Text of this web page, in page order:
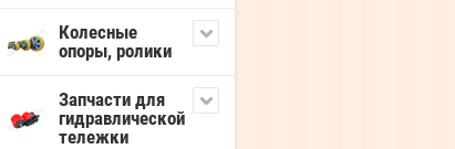
Колесные
опоры, ролики
Запчасти для
гидравлической
тележки